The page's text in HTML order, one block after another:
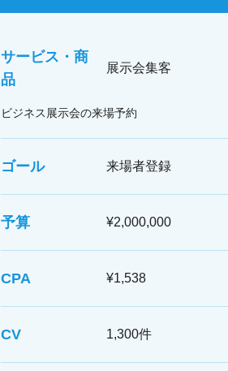
サービス・商
品
展示会集客
ビジネス展示会の来場予約
ゴール 来場者登録
予算 ¥2,000,000
CPA ¥1,538
CV 1,300件